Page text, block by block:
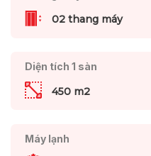
02 thang máy
Diện tích 1 sàn
450 m2
Máy lạnh